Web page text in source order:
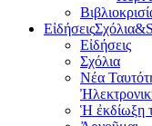
Εἰδήσεις
Εἰδήσεις
Σχόλια
Νέα
Ἡ ἐκδίωξη